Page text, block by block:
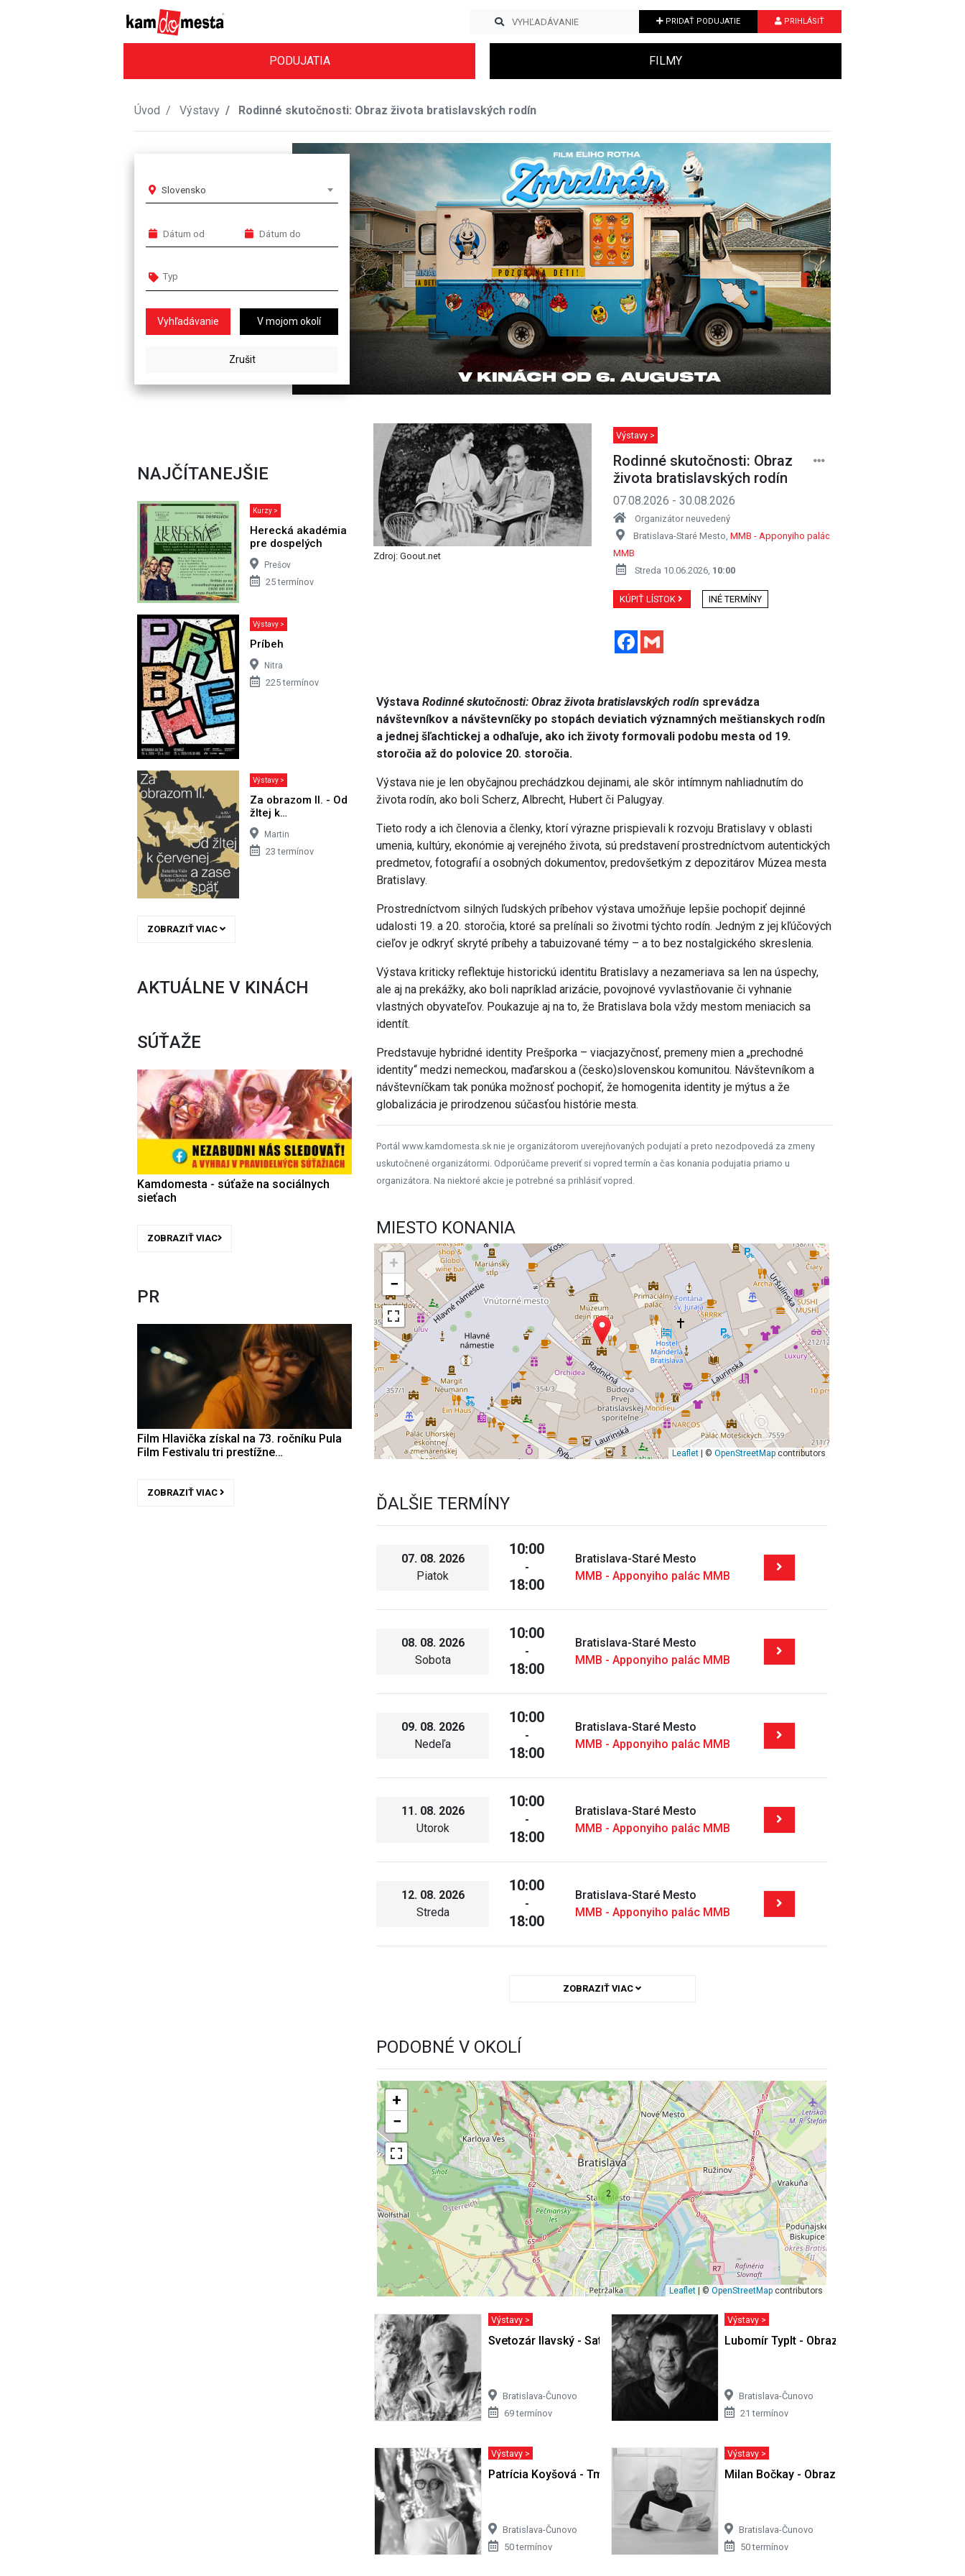
PRIDAŤ PODUJATIE PRIHLÁSIŤ
PODUJATIA FILMY
Úvod Výstavy Rodinné skutočnosti: Obraz života bratislavských rodín
Slovensko
V mojom okolí
Previous Next
NAJČÍTANEJŠIE
Kurzy >
Herecká akadémia
pre dospelých
Prešov
25 termínov
Výstavy >
Príbeh
Nitra
225 termínov
Výstavy >
Za obrazom II. - Od
žltej k…
Martin
23 termínov
ZOBRAZIŤ VIAC
AKTUÁLNE V KINÁCH
SÚŤAŽE
Kamdomesta - súťaže na sociálnych
sieťach
ZOBRAZIŤ VIAC
PR
Film Hlavička získal na 73. ročníku Pula
Film Festivalu tri prestížne…
ZOBRAZIŤ VIAC
Zdroj: Goout.net
Výstavy >
Rodinné skutočnosti: Obraz
života bratislavských rodín
07.08.2026 - 30.08.2026
Organizátor neuvedený
Bratislava-Staré Mesto, MMB - Apponyiho palác
MMB
Streda 10.06.2026, 10:00
KÚPIŤ LÍSTOK INÉ TERMÍNY
Facebook
VýstavaRodinné skutočnosti: Obraz života bratislavských rodín sprevádza
návštevníkov a návštevníčky po stopách deviatich významných meštianskych rodín
a jednej šľachtickej a odhaľuje, ako ich životy formovali podobu mesta od 19.
storočia až do polovice 20. storočia.
Výstava nie je len obyčajnou prechádzkou dejinami, ale skôr intímnym nahliadnutím do
života rodín, ako boli Scherz, Albrecht, Hubert či Palugyay.
Tieto rody a ich členovia a členky, ktorí výrazne prispievali k rozvoju Bratislavy v oblasti
umenia, kultúry, ekonómie aj verejného života, sú predstavení prostredníctvom autentických
predmetov, fotografií a osobných dokumentov, predovšetkým z depozitárov Múzea mesta
Bratislavy.
Prostredníctvom silných ľudských príbehov výstava umožňuje lepšie pochopiť dejinné
udalosti 19. a 20. storočia, ktoré sa prelínali so životmi týchto rodín. Jedným z jej kľúčových
cieľov je odkryť skryté príbehy a tabuizované témy – a to bez nostalgického skreslenia.
Výstava kriticky reflektuje historickú identitu Bratislavy a nezameriava sa len na úspechy,
ale aj na prekážky, ako boli napríklad arizácie, povojnové vyvlastňovanie či vyhnanie
vlastných obyvateľov. Poukazuje aj na to, že Bratislava bola vždy mestom meniacich sa
identít.
Predstavuje hybridné identity Prešporka – viacjazyčnosť, premeny mien a „prechodné
identity“ medzi nemeckou, maďarskou a (česko)slovenskou komunitou. Návštevníkom a
návštevníčkam tak ponúka možnosť pochopiť, že homogenita identity je mýtus a že
globalizácia je prirodzenou súčasťou histórie mesta.
Portál www.kamdomesta.sk nie je organizátorom uverejňovaných podujatí a preto nezodpovedá za zmeny
uskutočnené organizátormi. Odporúčame preveriť si vopred termín a čas konania podujatia priamo u
organizátora. Na niektoré akcie je potrebné sa prihlásiť vopred.
MIESTO KONANIA
+
−
Leaflet| © OpenStreetMapcontributors
ĎALŠIE TERMÍNY
07. 08. 2026
Piatok
10:00
-
18:00
Bratislava-Staré Mesto
MMB - Apponyiho palác MMB
08. 08. 2026
Sobota
10:00
-
18:00
Bratislava-Staré Mesto
MMB - Apponyiho palác MMB
09. 08. 2026
Nedeľa
10:00
-
18:00
Bratislava-Staré Mesto
MMB - Apponyiho palác MMB
11. 08. 2026
Utorok
10:00
-
18:00
Bratislava-Staré Mesto
MMB - Apponyiho palác MMB
12. 08. 2026
Streda
10:00
-
18:00
Bratislava-Staré Mesto
MMB - Apponyiho palác MMB
ZOBRAZIŤ VIAC
PODOBNÉ V OKOLÍ
2
+
−
Leaflet | ©OpenStreetMap contributors
Výstavy >
Svetozár Ilavský - Satori v Cíferi II
Bratislava-Čunovo
69 termínov
Výstavy >
Lubomír Typlt - Obrazy
Bratislava-Čunovo
21 termínov
Výstavy >
Patrícia Koyšová - Tmy sa nemusíš báť
Bratislava-Čunovo
50 termínov
Výstavy >
Milan Bočkay - Obrazy
Bratislava-Čunovo
50 termínov